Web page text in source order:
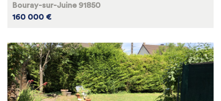
Bouray-sur-Juine 91850
160 000 €